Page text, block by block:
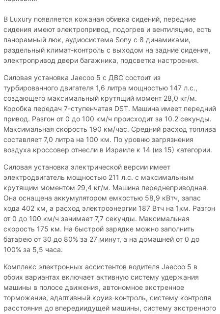
В Luxury появляется кожаная обивка сидений, передние
сидения имеют электропривод, подогрев и вентиляцию, есть
панорамный люк, аудиосистема Sony с 8 динамиками,
раздельный климат-контроль с выходом на задние сидения,
электропривод двери багажника, подсветка настроения.
Силовая установка Jaecoo 5 с ДВС состоит из
турбированного двигателя 1,6 литра мощностью 147 л.с.,
создающего максимальный крутящий момент 28,0 кг/м.
Коробка передач 7-ступенчатая DST. Машина имеет передний
привод. Разгон от 0 до 100 км/ч происходит за 10.2 секунды.
Максимальная скорость 190 км/час. Средний расход топлива
составляет 7,0 литра на 100 км. По уровню загрязнения
воздуха кроссовер отнесли в Израиле к 14 (из 15) категории.
Силовая установка электрической версии имеет
электродвигатель мощностью 211 л.с. с максимальным
крутящим моментом 29,4 кг/м. Машина переднеприводная.
Она оснащена аккумулятором емкостью 58,9 кВтч, запас
хода 402 км, а расход электроэнергии 187 Втч на 1км. Разгон
от 0 до 100 км/ч занимает 7,7 секунды. Максимальная
скорость 175 км. На быстрой зарядке можно заполнить
батарею от 30 до 80% за 27 минут, а на домашней от 0 до
100% за 5,5 часа.
Комплекс электронных ассистентов водителя Jaecoo 5 в
обоих вариантах включает активную систему удержания
машины в полосе движения, автономное экстренное
торможение, адаптивный круиз-контроль, систему контроля
расстояния до впередиидущей машины, систему экстренного